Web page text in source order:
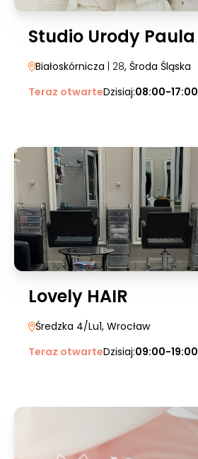
Studio Urody Paula
Białoskórnicza | 28, Środa Śląska
Teraz otwarteDzisiaj:08:00-17:00
Lovely HAIR
Średzka 4/Lu1, Wrocław
Teraz otwarteDzisiaj:09:00-19:00